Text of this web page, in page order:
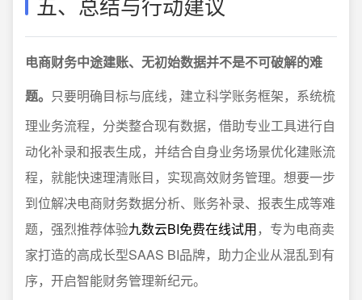
电商财务中途建账、无初始数据并不是不可破解的难
题。 只要明确目标与底线，建立科学账务框架，系统梳
理业务流程，分类整合现有数据，借助专业工具进行自
动化补录和报表生成，并结合自身业务场景优化建账流
程，就能快速理清账目，实现高效财务管理。想要一步
到位解决电商财务数据分析、账务补录、报表生成等难
题，强烈推荐体验九数云BI免费在线试用，专为电商卖
家打造的高成长型SAAS BI品牌，助力企业从混乱到有
序，开启智能财务管理新纪元。